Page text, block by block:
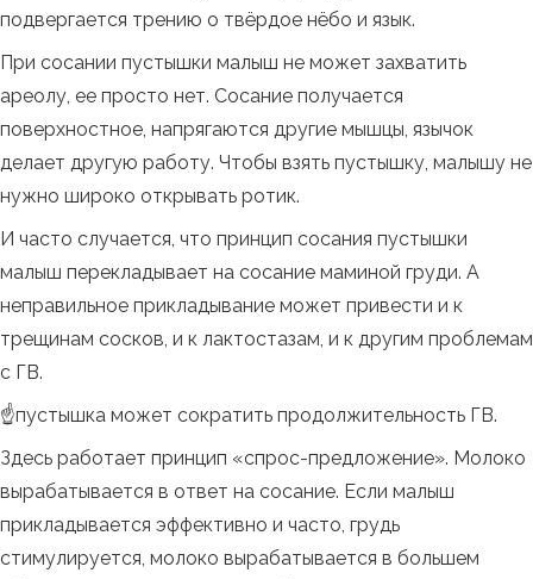
подвергается трению о твёрдое нёбо и язык.
При сосании пустышки малыш не может захватить
ареолу, ее просто нет. Сосание получается
поверхностное, напрягаются другие мышцы, язычок
делает другую работу. Чтобы взять пустышку, малышу не
нужно широко открывать ротик.
И часто случается, что принцип сосания пустышки
малыш перекладывает на сосание маминой груди. А
неправильное прикладывание может привести и к
трещинам сосков, и к лактостазам, и к другим проблемам
с ГВ.
☝️пустышка может сократить продолжительность ГВ.
Здесь работает принцип «спрос-предложение». Молоко
вырабатывается в ответ на сосание. Если малыш
прикладывается эффективно и часто, грудь
стимулируется, молоко вырабатывается в большем